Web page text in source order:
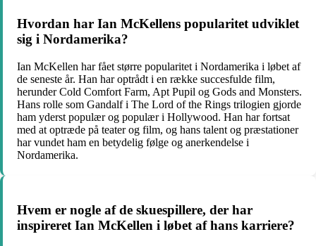
Hvordan har Ian McKellens popularitet udviklet
sig i Nordamerika?
Ian McKellen har fået større popularitet i Nordamerika i løbet af
de seneste år. Han har optrådt i en række succesfulde film,
herunder Cold Comfort Farm, Apt Pupil og Gods and Monsters.
Hans rolle som Gandalf i The Lord of the Rings trilogien gjorde
ham yderst populær og populær i Hollywood. Han har fortsat
med at optræde på teater og film, og hans talent og præstationer
har vundet ham en betydelig følge og anerkendelse i
Nordamerika.
Hvem er nogle af de skuespillere, der har
inspireret Ian McKellen i løbet af hans karriere?